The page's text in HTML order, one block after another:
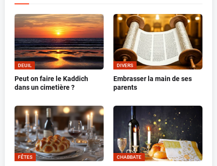
DEUIL
Peut on faire le Kaddich
dans un cimetière ?
DIVERS
Embrasser la main de ses
parents
FÊTES CHABBATE